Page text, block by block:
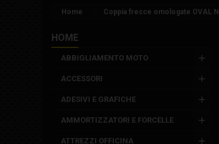
Home Coppia frecce omologate OVAL
HOME
ABBIGLIAMENTO MOTO
ACCESSORI
ADESIVI E GRAFICHE
AMMORTIZZATORI E FORCELLE
ATTREZZI OFFICINA